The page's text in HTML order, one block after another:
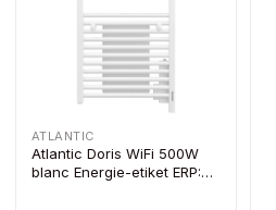
ATLANTIC
Atlantic Doris WiFi 500W
blanc Energie-etiket ERP: